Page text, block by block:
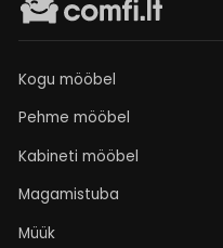
Kogu mööbel
Pehme mööbel
Kabineti mööbel
Magamistuba
Müük